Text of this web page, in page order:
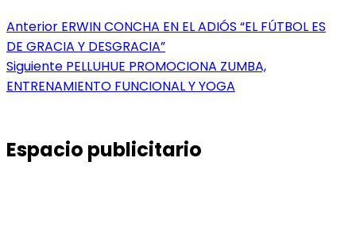
Navegación
de
entradas
Anterior Entrada
anterior:
ERWIN CONCHA EN EL ADIÓS “EL FÚTBOL ES
DE GRACIA Y DESGRACIA”
Siguiente Entrada
siguiente:
PELLUHUE PROMOCIONA ZUMBA,
ENTRENAMIENTO FUNCIONAL Y YOGA
Espacio publicitario